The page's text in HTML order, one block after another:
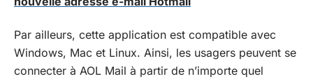
Par ailleurs, cette application est compatible avec
Windows, Mac et Linux. Ainsi, les usagers peuvent se
connecter à AOL Mail à partir de n’importe quel